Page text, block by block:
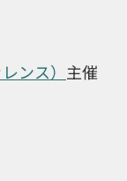
ンス） 主催